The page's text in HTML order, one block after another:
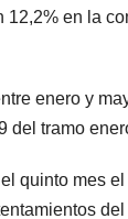
12,2% en la
enero y
del tramo
quinto mes